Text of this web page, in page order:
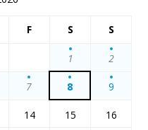
F S S
1 2
7 8 9
14 15 16